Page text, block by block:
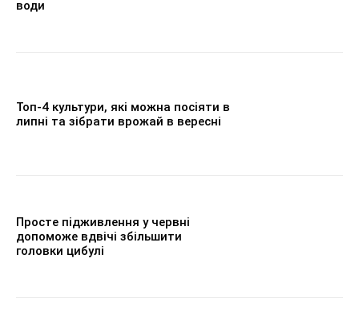
води
Топ-4 культури, які можна посіяти в
липні та зібрати врожай в вересні
Просте підживлення у червні
допоможе вдвічі збільшити
головки цибулі